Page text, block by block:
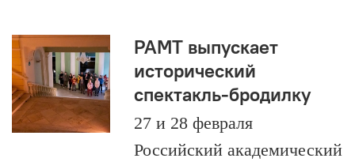
РАМТ выпускает
исторический
спектакль-бродилку
27 и 28 февраля
Российский академический